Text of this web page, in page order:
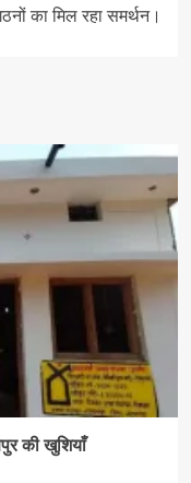
का मिल रहा समर्थन।
की खुशियाँ